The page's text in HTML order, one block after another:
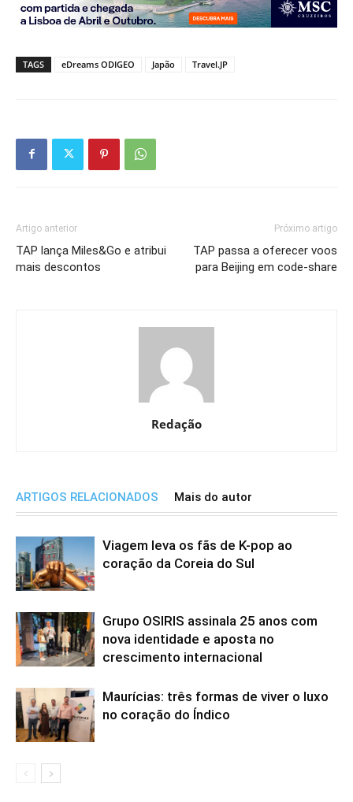
TAGS eDreams ODIGEO Japão Travel.JP
Artigo anterior
TAP lança Miles&Go e atribui
mais descontos
Próximo artigo
TAP passa a oferecer voos
para Beijing em code-share
Redação
ARTIGOS RELACIONADOS Mais do autor
Viagem leva os fãs de K-pop ao
coração da Coreia do Sul
Grupo OSIRIS assinala 25 anos com
nova identidade e aposta no
crescimento internacional
Maurícias: três formas de viver o luxo
no coração do Índico